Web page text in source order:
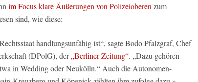
im Focus klare Äußerungen von Polizeioberen zum
sind, wie diese:
handlungsunfähig ist“, sagte Bodo Pfalzgraf, Chef
(DPolG), der„Berliner Zeitung“. „Dazu gehören
in Wedding oder Neukölln.“ Auch die Autonomen-